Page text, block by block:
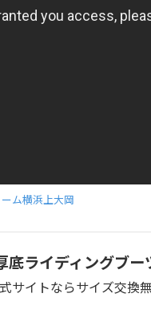
ム横浜上大岡
ライディングブー
サイトならサイズ交換